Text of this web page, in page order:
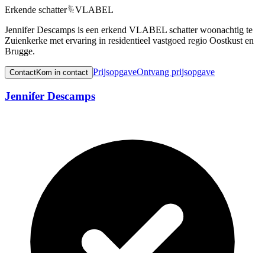
Erkende schatter
VLABEL
Jennifer Descamps is een erkend VLABEL schatter woonachtig te
Zuienkerke met ervaring in residentieel vastgoed regio Oostkust en
Brugge.
ContactKom in contact PrijsopgaveOntvang prijsopgave
Jennifer Descamps